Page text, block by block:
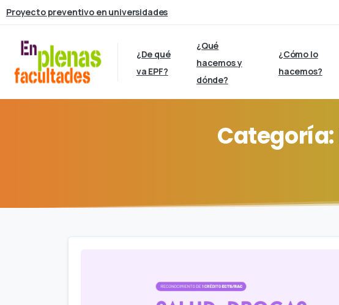
Proyecto preventivo en universidades
¿De qué
va EPF?
¿Qué
hacemos y
dónde?
¿Cómo lo
hacemos?
Categoría: